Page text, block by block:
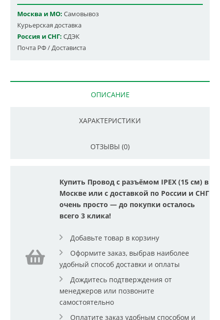
Москва и МО: Самовывоз
Курьерская доставка
Россия и СНГ: СДЭК
Почта РФ / Достависта
ОПИСАНИЕ
ХАРАКТЕРИСТИКИ
ОТЗЫВЫ (0)
Купить Провод с разъёмом IPEX (15 см) в
Москве или с доставкой по России и СНГ
очень просто — до покупки осталось
всего 3 клика!
Добавьте товар в корзину
Оформите заказ, выбрав наиболее
удобный способ доставки и оплаты
Дождитесь подтверждения от
менеджеров или позвоните
самостоятельно
Оплатите заказ удобным способом и